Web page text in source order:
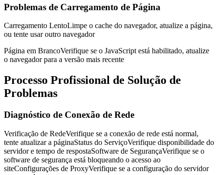
Problemas de Carregamento de Página
Carregamento LentoLimpe o cache do navegador, atualize a página,
ou tente usar outro navegador
Página em BrancoVerifique se o JavaScript está habilitado, atualize
o navegador para a versão mais recente
Processo Profissional de Solução de
Problemas
Diagnóstico de Conexão de Rede
Verificação de RedeVerifique se a conexão de rede está normal,
tente atualizar a páginaStatus do ServiçoVerifique disponibilidade do
servidor e tempo de respostaSoftware de SegurançaVerifique se o
software de segurança está bloqueando o acesso ao
siteConfigurações de ProxyVerifique se a configuração do servidor